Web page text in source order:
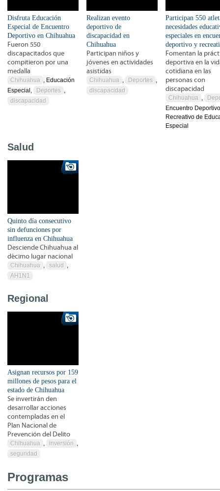
Disfruta Educación
Especial de Encuentro
Deportivo en Chihuahua
Fueron 550
discapacitados que
compitieron por una
medalla
Chihuahua , Educación
Especial,
Deportes ,
discapacidad
Realizan evento
deportivo de
discapacidad en
Chihuahua
Participan niños y
jóvenes en actividades
asistidas
Chihuahua , Deportes ,
discapacidad
Participan 550
necesidades
especiales en
deportivo y
Fomentan la
deportiva en la
cotidiana en las
personas con
discapacidad
Chihuahua ,
Encuentro
Recreativo de
Especial
Salud
Quinto día consecutivo
sin defunciones por
influenza en Chihuahua
Desciende Chihuahua al
décimo lugar nacional
Chihuahua , salud ,
AH1N1
Regional
Asignan recursos por 159
millones de pesos para el
estado de Chihuahua
Se invertirán den
desarrollar acciones
contempladas en el
Plan Nacional de
Prevención del Delito
Chihuahua , inversión ,
seguridad
Programas